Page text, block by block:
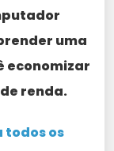
uma
economizar
renda.
todos os